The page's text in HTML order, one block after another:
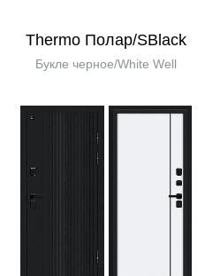
Thermo Полар/SBlack
Букле черное/White Well